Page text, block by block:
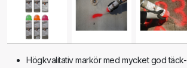
Högkvalitativ markör med mycket god